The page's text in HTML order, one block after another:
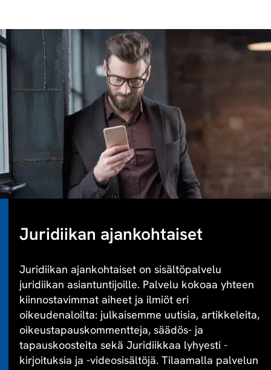
Juridiikan ajankohtaiset
Juridiikan ajankohtaiset on sisältöpalvelu
juridiikan asiantuntijoille. Palvelu kokoaa yhteen
kiinnostavimmat aiheet ja ilmiöt eri
oikeudenaloilta: julkaisemme uutisia, artikkeleita,
oikeustapauskommentteja, säädös- ja
tapauskoosteita sekä Juridiikkaa lyhyesti -
kirjoituksia ja -videosisältöjä. Tilaamalla palvelun